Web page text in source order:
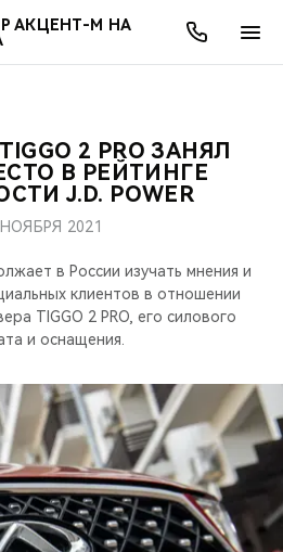
АКЦЕНТ-М НА
МОДЕЛИ
МИР CHERY
АКЦИИ
СЕРВИСЫ
2 PRO ЗАНЯЛ
В РЕЙТИНГЕ
J.D. POWER
2021
в России изучать мнения и
клиентов в отношении
TIGGO 2 PRO, его силового
и оснащения.